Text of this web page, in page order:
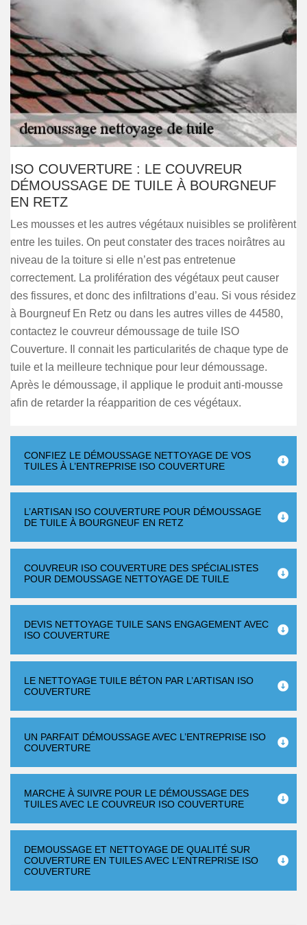
ISO COUVERTURE : LE COUVREUR
DÉMOUSSAGE DE TUILE À BOURGNEUF
EN RETZ
Les mousses et les autres végétaux nuisibles se prolifèrent
entre les tuiles. On peut constater des traces noirâtres au
niveau de la toiture si elle n’est pas entretenue
correctement. La prolifération des végétaux peut causer
des fissures, et donc des infiltrations d’eau. Si vous résidez
à Bourgneuf En Retz ou dans les autres villes de 44580,
contactez le couvreur démoussage de tuile ISO
Couverture. Il connait les particularités de chaque type de
tuile et la meilleure technique pour leur démoussage.
Après le démoussage, il applique le produit anti-mousse
afin de retarder la réapparition de ces végétaux.
CONFIEZ LE DÉMOUSSAGE NETTOYAGE DE VOS
TUILES À L’ENTREPRISE ISO COUVERTURE
L’ARTISAN ISO COUVERTURE POUR DÉMOUSSAGE
DE TUILE À BOURGNEUF EN RETZ
COUVREUR ISO COUVERTURE DES SPÉCIALISTES
POUR DEMOUSSAGE NETTOYAGE DE TUILE
DEVIS NETTOYAGE TUILE SANS ENGAGEMENT AVEC
ISO COUVERTURE
LE NETTOYAGE TUILE BÉTON PAR L’ARTISAN ISO
COUVERTURE
UN PARFAIT DÉMOUSSAGE AVEC L’ENTREPRISE ISO
COUVERTURE
MARCHE À SUIVRE POUR LE DÉMOUSSAGE DES
TUILES AVEC LE COUVREUR ISO COUVERTURE
DEMOUSSAGE ET NETTOYAGE DE QUALITÉ SUR
COUVERTURE EN TUILES AVEC L’ENTREPRISE ISO
COUVERTURE